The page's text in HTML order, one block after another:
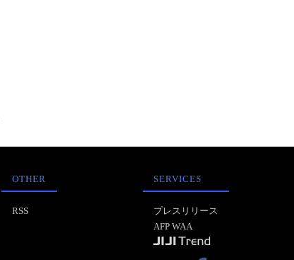
OTHER
RSS
SERVICES
プレスリリース
AFP WAA